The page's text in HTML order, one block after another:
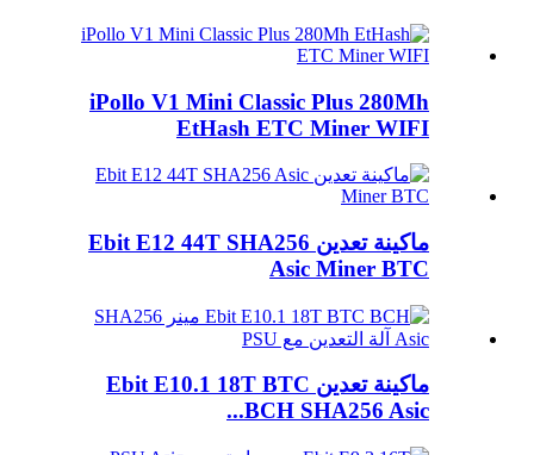
iPollo V1 Mini Classic Plus 280Mh
EtHash ETC Miner WIFI
ماكينة تعدين Ebit E12 44T SHA256
Asic Miner BTC
ماكينة تعدين Ebit E10.1 18T BTC
BCH SHA256 Asic...